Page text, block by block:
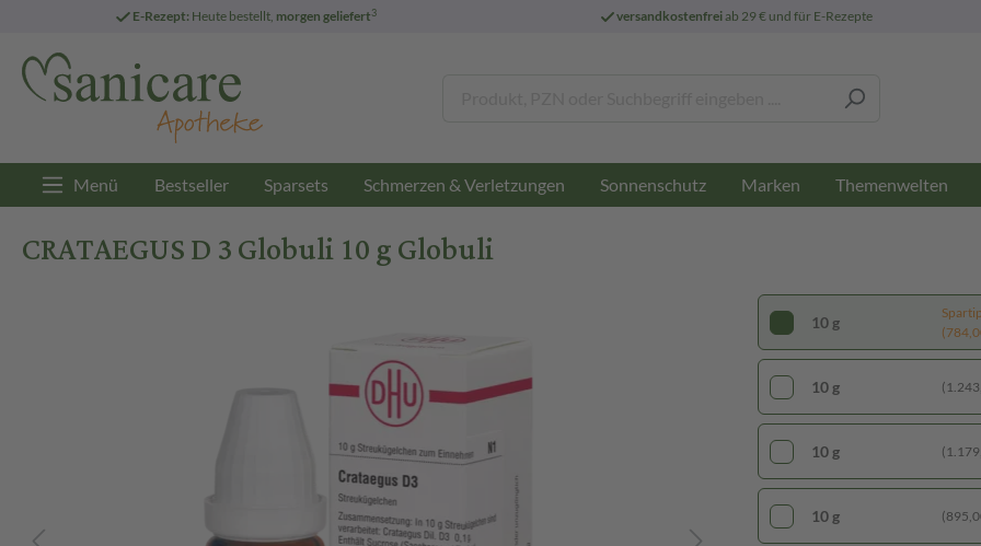
E-Rezept: Heute bestellt, morgen geliefert3 versandkostenfreiab 29 € und für E-Rezepte
Menü Bestseller Sparsets Schmerzen & Verletzungen Sonnenschutz Marken Themenwelten
CRATAEGUS D 3 Globuli 10 g Globuli
10 g
10 g
10 g
10 g